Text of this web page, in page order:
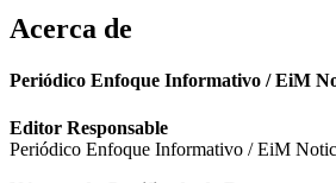
Acerca de
Periódico Enfoque Informativo / EiM
Editor Responsable
Periódico Enfoque Informativo / EiM